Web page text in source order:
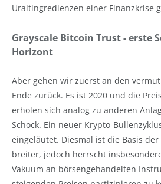
Uraltingredienzen einer Finanzkrise
Grayscale Bitcoin Trust - erste
Horizont
Aber gehen wir zuerst an den
Ende zurück. Es ist 2020 und die
erholen sich analog zu anderen
Schock. Ein neuer Krypto-
eingeläutet. Diesmal ist die Basis
breiter, jedoch herrscht
Vakuum an börsengehandelten